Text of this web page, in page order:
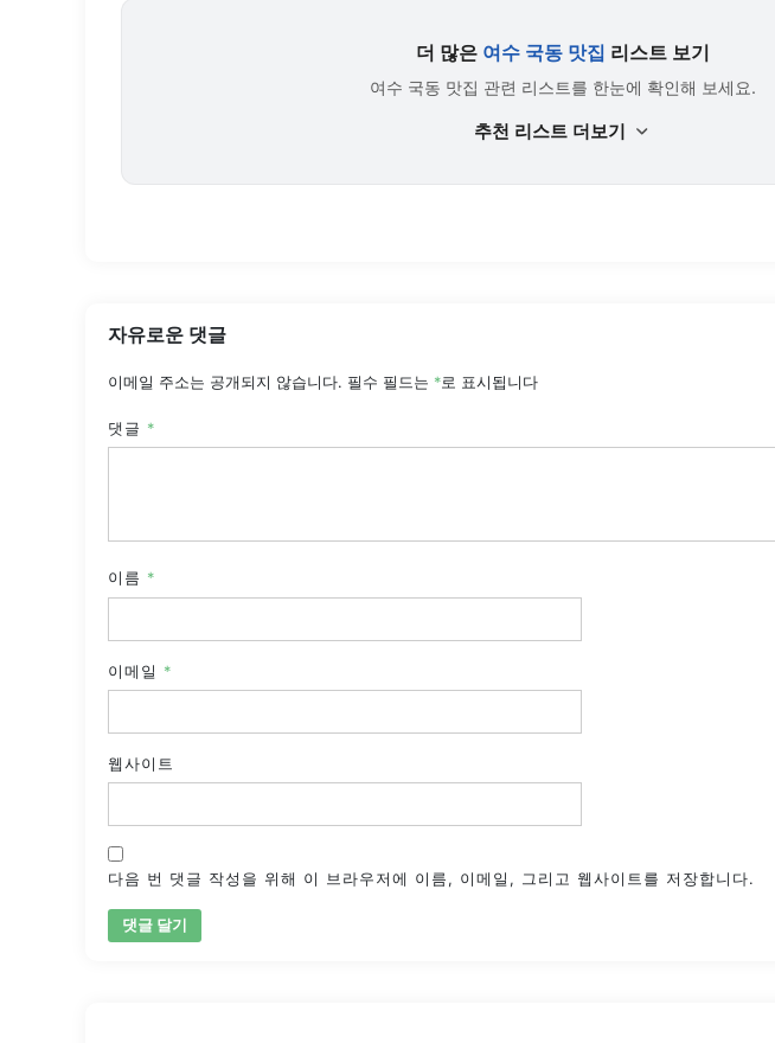
더 많은 여수 국동 맛집 리스트 보기
여수 국동 맛집 관련 리스트를 한눈에 확인해 보세요.
추천 리스트 더보기
자유로운 댓글
이메일 주소는 공개되지 않습니다. 필수 필드는 *로 표시됩니다
댓글 *
이름 *
이메일 *
웹사이트
다음 번 댓글 작성을 위해 이 브라우저에 이름, 이메일, 그리고 웹사이트를 저장합니다.